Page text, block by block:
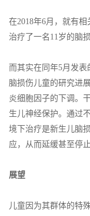
在2018年6月，就有
治疗了一名11岁的脑
而其实在同年5月发
脑损伤儿童的研究进
炎细胞因子的下调。
生儿神经保护。通过
境下治疗是新生儿脑
应，从而延缓甚至停
展望
儿童因为其群体的特